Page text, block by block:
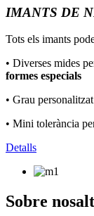
IMANTS DE
Tots els imants
• Diverses mides
formes especials
• Grau
• Mini tolerància
Detalls
Sobre